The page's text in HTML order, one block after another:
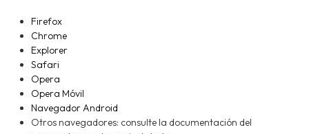
Firefox
Chrome
Explorer
Safari
Opera
Opera Móvil
Navegador Android
Otros navegadores: consulte la documentación del